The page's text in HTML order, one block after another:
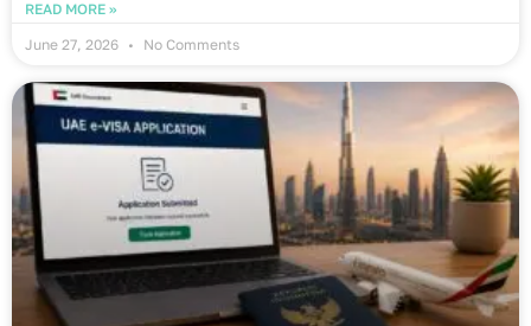
READ MORE »
June 27, 2026
No Comments